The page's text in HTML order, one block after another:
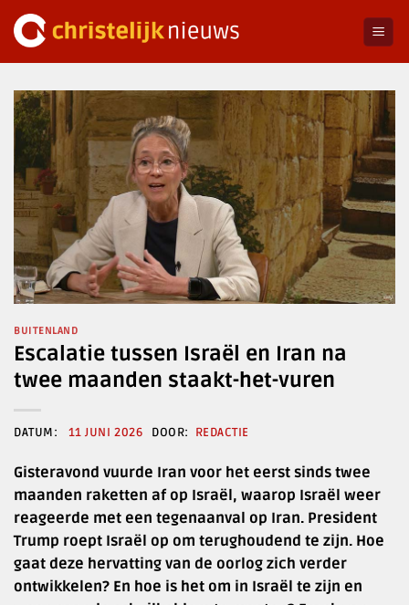
naar
BUITENLAND
Escalatie tussen Israël en Iran na
twee maanden staakt-het-vuren
11 JUNI 2026 REDACTIE
Gisteravond vuurde Iran voor het eerst sinds twee
maanden raketten af op Israël, waarop Israël weer
reageerde met een tegenaanval op Iran. President
Trump roept Israël op om terughoudend te zijn. Hoe
gaat deze hervatting van de oorlog zich verder
ontwikkelen? En hoe is het om in Israël te zijn en